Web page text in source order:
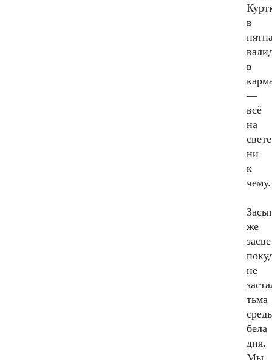
в
в
—
всё
на
свете
ни
к
чему.
же
не
тьма
средь
бела
дня.
Мы